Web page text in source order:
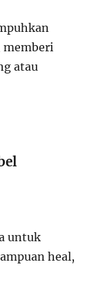
memberi
atau
untuk
heal,